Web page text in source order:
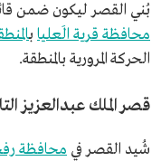
بُني القصر ليكون ضمن قائمة
محافظة قرية الَعليا ب
الحركة المرورية بالمنطقة.
قصر الملك عبدالعزيز
شُيد القصر في محافظة